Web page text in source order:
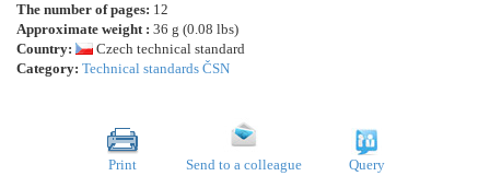
The number of pages: 12
Approximate weight : 36 g (0.08 lbs)
Country:
Czech technical standard
Category: Technical standards ČSN
Print Send to a colleague Query